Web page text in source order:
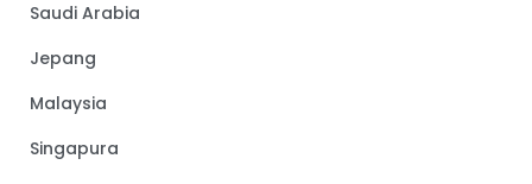
Saudi Arabia
Jepang
Malaysia
Singapura